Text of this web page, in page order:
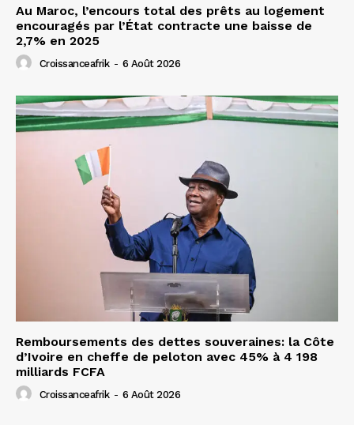
Au Maroc, l’encours total des prêts au logement
encouragés par l’État contracte une baisse de
2,7% en 2025
Croissanceafrik - 6 Août 2026
Remboursements des dettes souveraines: la Côte
d’Ivoire en cheffe de peloton avec 45% à 4 198
milliards FCFA
Croissanceafrik - 6 Août 2026